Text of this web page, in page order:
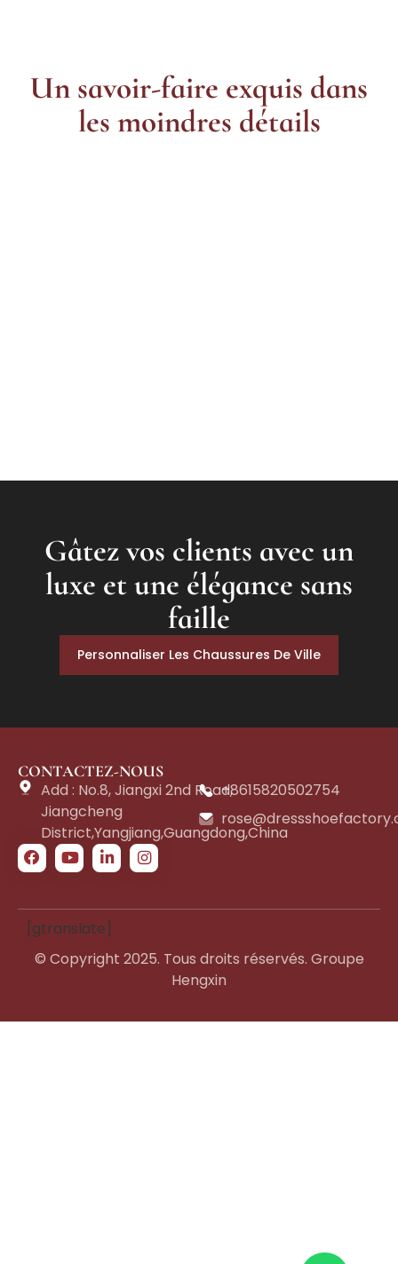
Un savoir-faire exquis dans
les moindres détails
Gâtez vos clients avec un
luxe et une élégance sans
faille
Personnaliser Les Chaussures De Ville
CONTACTEZ-NOUS
Add : No.8, Jiangxi 2nd Road,
Jiangcheng
District,Yangjiang,Guangdong,China
+8615820502754
[gtranslate]
© Copyright 2025. Tous droits réservés. Groupe
Hengxin